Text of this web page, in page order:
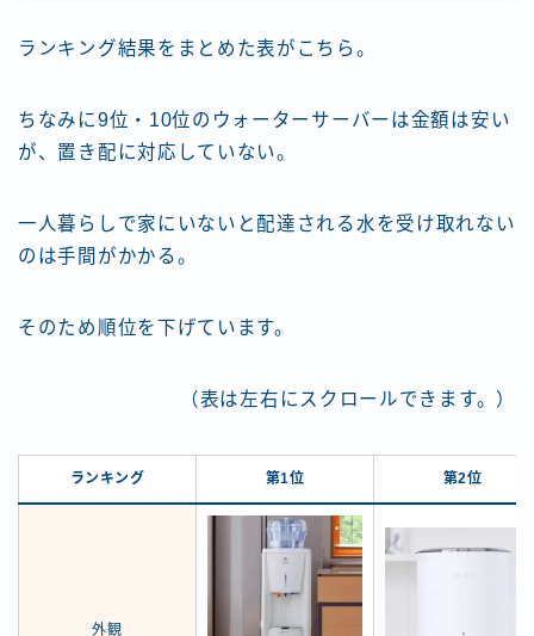
ランキング結果をまとめた表がこちら。
ちなみに9位・10位のウォーターサーバーは金額は安い
が、置き配に対応していない。
一人暮らしで家にいないと配達される水を受け取れない
のは手間がかかる。
そのため順位を下げています。
（表は左右にスクロールできます。）
ランキング 第1位 第2位
外観